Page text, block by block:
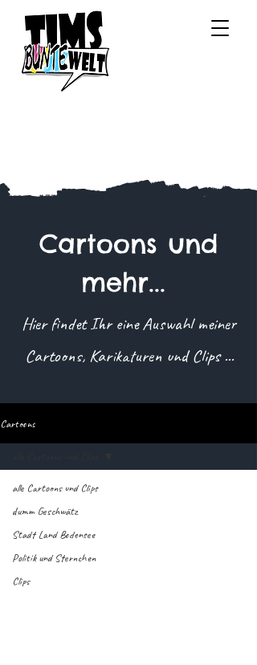
Cartoons und
mehr...
Hier findet Ihr eine Auswahl meiner
Cartoons, Karikaturen und Clips ...
Cartoons
alle Cartoons und Clips
dumm Geschwätz
Stadt Land Bodensee
Politik und Sternchen
Clips